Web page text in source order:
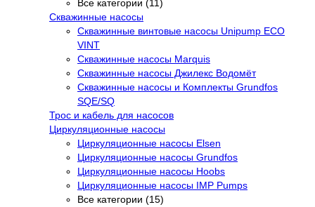
Все категории (11)
Скважинные насосы
Скважинные винтовые насосы Unipump ECO
VINT
Скважинные насосы Marquis
Скважинные насосы Джилекс Водомёт
Скважинные насосы и Комплекты Grundfos
SQE/SQ
Трос и кабель для насосов
Циркуляционные насосы
Циркуляционные насосы Elsen
Циркуляционные насосы Grundfos
Циркуляционные насосы Hoobs
Циркуляционные насосы IMP Pumps
Все категории (15)